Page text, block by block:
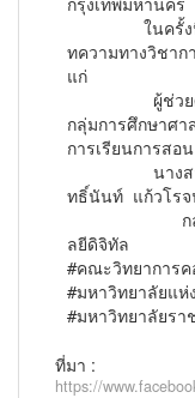
กรุงเทพมหานคร
ทความทางวิชาก
แก่
กลุ่มการศึกษาศ
การเรียนการสอน
ทธิ์นันท์ แก้วโรจ
ลยีดิจิทัล
#คณะวิทยาการค
#มหาวิทยาลัยแห่
#มหาวิทยาลัยร
ที่มา :
https://